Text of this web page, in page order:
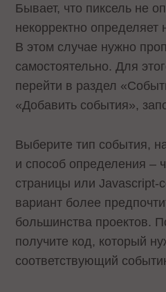
Бывает, что пиксель не
некорректно
В этом случае нужно
самостоятельно. Для
перейти в раздел
«Добавить события»,
Выберите тип события,
и способ определения –
страницы или Javascript-
вариант более
большинства проектов.
получите код, который
соответствующий